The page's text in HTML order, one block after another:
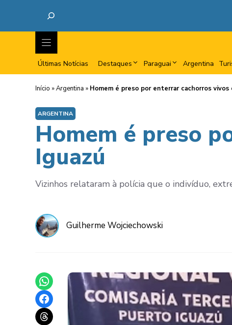
Últimas Notícias Destaques Paraguai Argentina
Início »Argentina » Homem é preso por enterrar cachorros
ARGENTINA
Homem é preso
Iguazú
Vizinhos relataram à polícia que o indivíduo,
Guilherme Wojciechowski
Share on WhatsApp
Share on Facebook
Share on Threads